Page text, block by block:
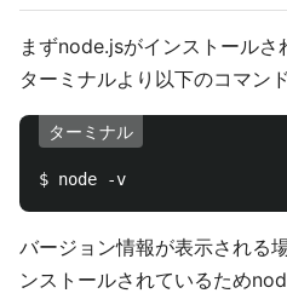
まずnode.jsがインストールさ
ターミナルより以下のコマン
ターミナル
バージョン情報が表示される
ンストールされているため